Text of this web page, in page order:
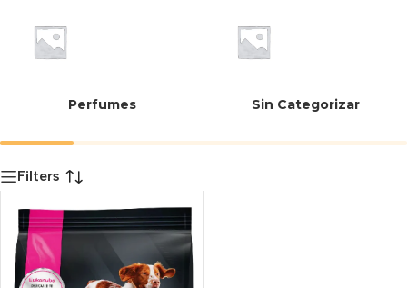
Perfumes Sin Categorizar
Filters